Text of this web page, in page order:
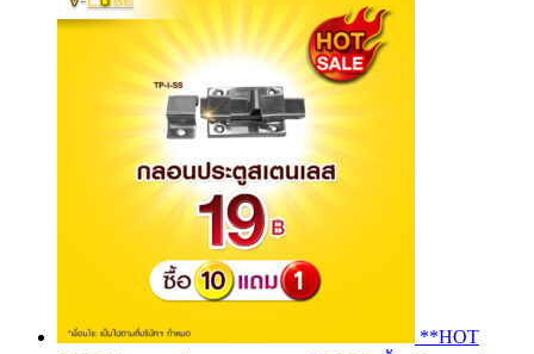
฿2,243.50
through
฿3,468.50
**HOT